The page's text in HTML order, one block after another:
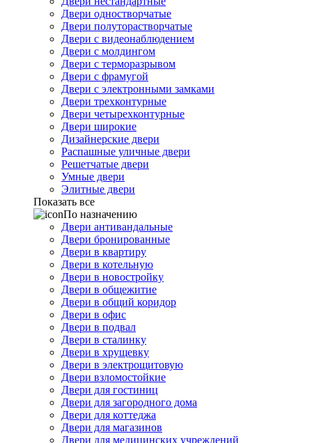
Двери одностворчатые
Двери полуторастворчатые
Двери с видеонаблюдением
Двери с молдингом
Двери с терморазрывом
Двери с фрамугой
Двери с электронными замками
Двери трехконтурные
Двери четырехконтурные
Двери широкие
Дизайнерские двери
Распашные уличные двери
Решетчатые двери
Умные двери
Элитные двери
Показать все
По назначению
Двери антивандальные
Двери бронированные
Двери в квартиру
Двери в котельную
Двери в новостройку
Двери в общежитие
Двери в общий коридор
Двери в офис
Двери в подвал
Двери в сталинку
Двери в хрущевку
Двери в электрощитовую
Двери взломостойкие
Двери для гостиниц
Двери для загородного дома
Двери для коттеджа
Двери для магазинов
Двери для медицинских учреждений